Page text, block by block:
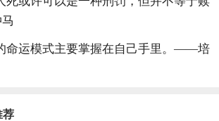
命运模式主要掌握在自己手里。——培
荐